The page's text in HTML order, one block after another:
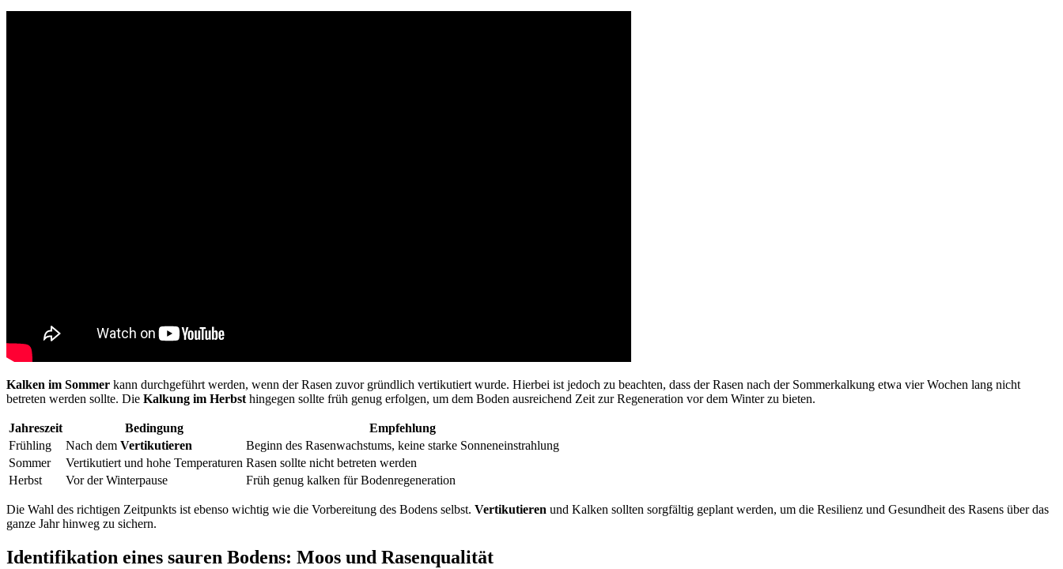
Kalken im Sommer kann durchgeführt werden, wenn der Rasen zuvor gründlich vertikutiert wurde. Hierbei ist jedoch zu beachten, dass der Rasen nach der Sommerkalkung etwa vier Wochen lang nicht
betreten werden sollte. Die Kalkung im Herbst hingegen sollte früh genug erfolgen, um dem Boden ausreichend Zeit zur Regeneration vor dem Winter zu bieten.
Jahreszeit Bedingung
Empfehlung
Frühling
Nach dem Vertikutieren
Beginn des Rasenwachstums, keine starke Sonneneinstrahlung
Sommer
Vertikutiert und hohe Temperaturen Rasen sollte nicht betreten werden
Herbst
Vor der Winterpause Früh genug kalken für Bodenregeneration
Die Wahl des richtigen Zeitpunkts ist ebenso wichtig wie die Vorbereitung des Bodens selbst. Vertikutieren und Kalken sollten sorgfältig geplant werden, um die Resilienz und Gesundheit des Rasens über das
ganze Jahr hinweg zu sichern.
Identifikation eines sauren Bodens: Moos und Rasenqualität